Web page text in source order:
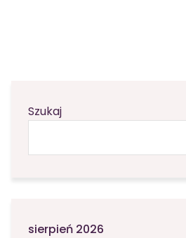
Szukaj
sierpień 2026